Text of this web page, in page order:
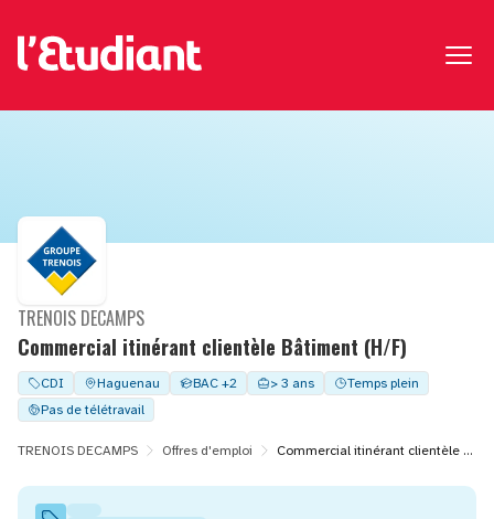
Commercial itinérant clientèle Bâtiment (H/F)
TRENOIS DECAMPS
CDI Haguenau BAC +2 > 3 ans
Temps plein
Pas de télétravail
TRENOIS DECAMPS Offres d'emploi Commercial itinérant clientèle Bâtiment (H/F)